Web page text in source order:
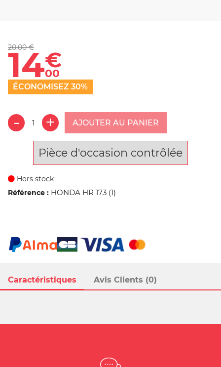
Caractéristiques Avis Clients (0)
20,00 €
14€
00
ÉCONOMISEZ 30%
AJOUTER AU PANIER
Pièce d'occasion contrôlée
Hors stock
Référence : HONDA HR 173 (1)